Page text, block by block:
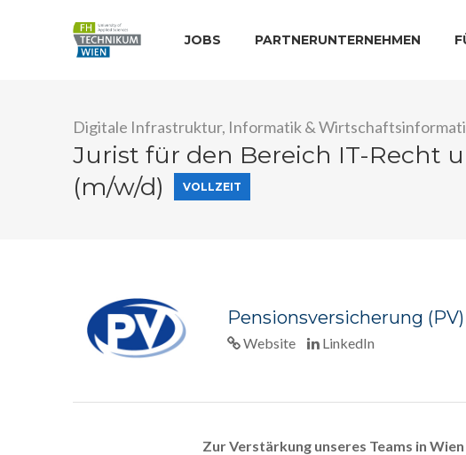
JOBS PARTNERUNTERNEHMEN
Digitale Infrastruktur, Informatik &
Jurist für den Bereich IT-Recht
(m/w/d)
VOLLZEIT
Pensionsversicherung (PV)
Website LinkedIn
Zur Verstärkung unseres Teams in